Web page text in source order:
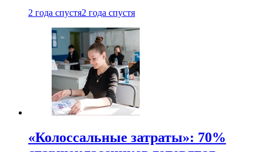
2 года спустя2 года спустя
«Колоссальные затраты»: 70%